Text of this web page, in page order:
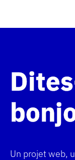
Un projet web,